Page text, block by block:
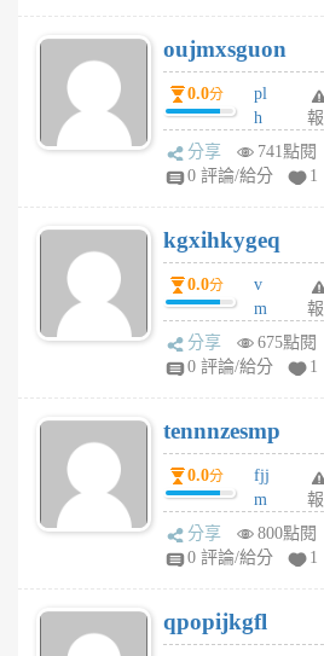
個
月
前
個
月
前
oujmxsguon
0.0分
pl
h
wi
w
6
個
月
前
報
分享
741點閱
0 評論/給分
1
kgxihkygeq
0.0分
v
m
sg
sr
6
個
月
前
報
分享
675點閱
0 評論/給分
1
tennnzesmp
0.0分
fjj
m
w
rs
6
個
報
分享
800點閱
0 評論/給分
1
qpopijkgfl